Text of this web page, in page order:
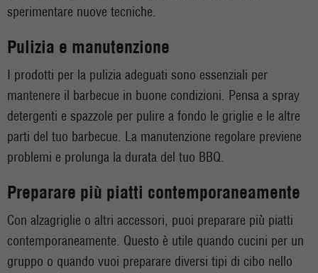
sperimentare nuove tecniche.
Pulizia e manutenzione
I prodotti per la pulizia adeguati sono essenziali per
mantenere il barbecue in buone condizioni. Pensa a spray
detergenti e spazzole per pulire a fondo le griglie e le altre
parti del tuo barbecue. La manutenzione regolare previene
problemi e prolunga la durata del tuo BBQ.
Preparare più piatti contemporaneamente
Con alzagriglie o altri accessori, puoi preparare più piatti
contemporaneamente. Questo è utile quando cucini per un
gruppo o quando vuoi preparare diversi tipi di cibo nello